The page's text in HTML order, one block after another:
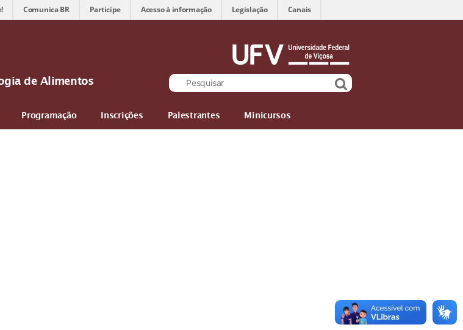
Comunica BR Participe Acesso à informação Legislação Canais
de Alimentos
Programação Inscrições Palestrantes
Minicursos